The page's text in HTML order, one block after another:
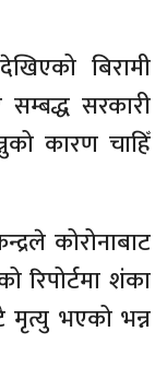
बिरामी
सरकारी
कारण चाहिँ
कोरोनाबाट
शंका
मृत्यु भएको भन्न